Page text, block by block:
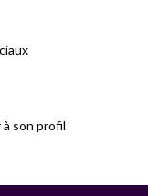
son profil